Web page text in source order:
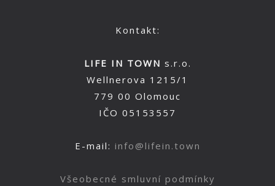
Kontakt:
LIFE IN TOWN s.r.o.
Wellnerova 1215/1
779 00 Olomouc
IČO 05153557
E-mail: info@lifein.town
Všeobecné smluvní podmínky